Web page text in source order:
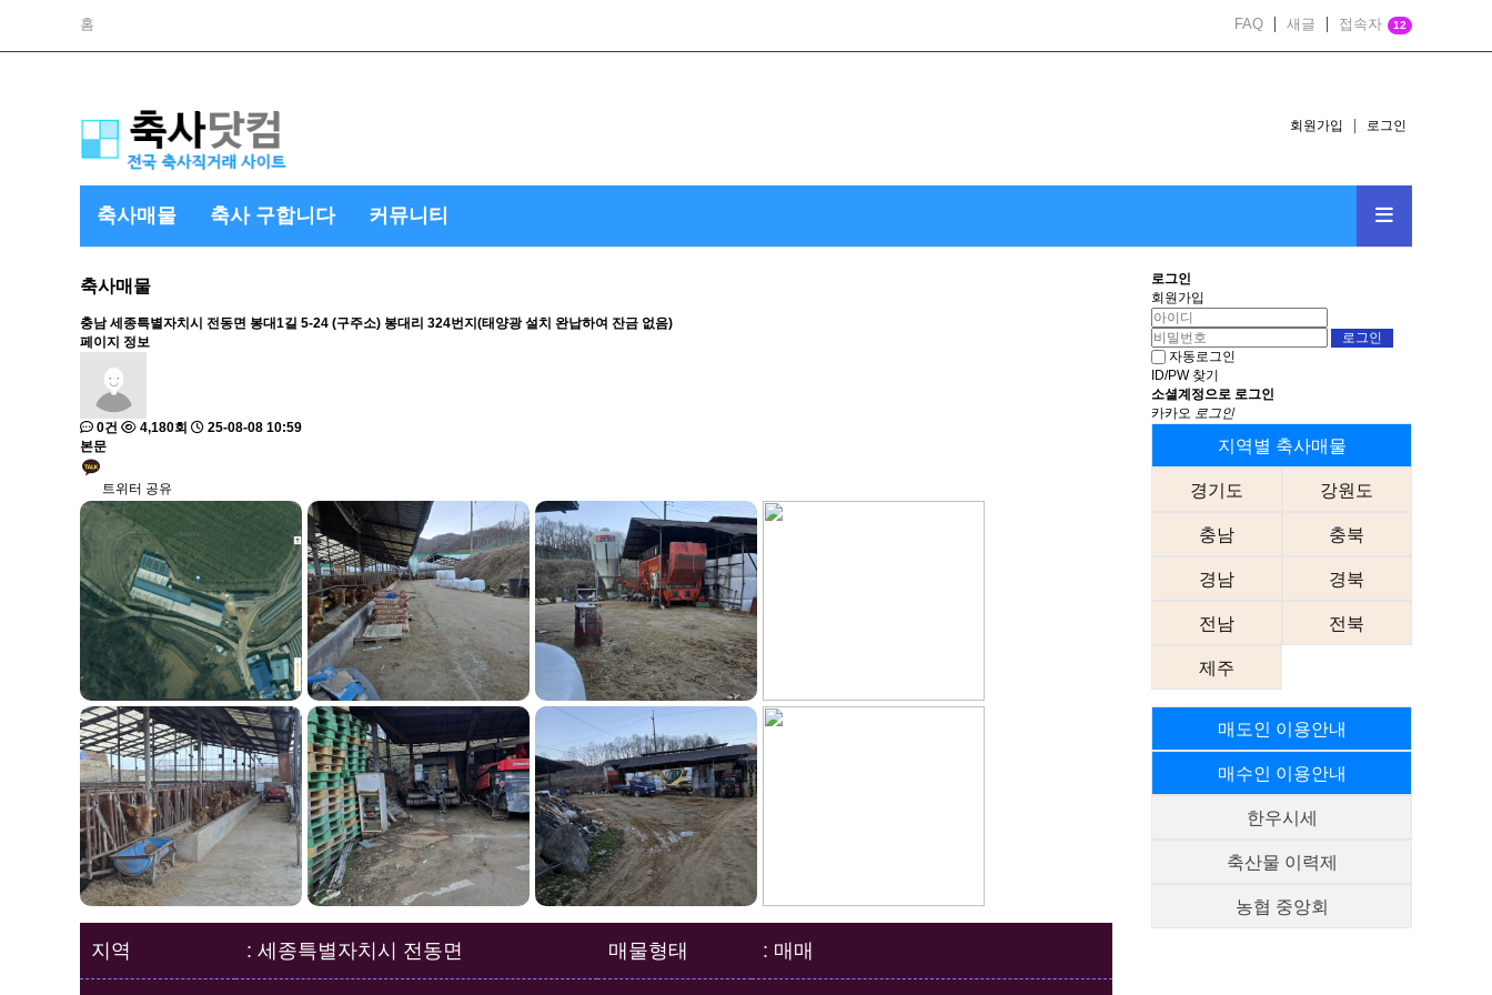
홈 FAQ 새글 접속자 12
회원가입 로그인
축사매물 축사 구합니다 커뮤니티
축사매물
충남 세종특별자치시 전동면 봉대1길 5-24 (구주소) 봉대리 324번지(태양광 설치 완납하여 잔금 없음)
페이지 정보
0건 4,180회
25-08-08 10:59
본문
트위터 공유
지역 : 세종특별자치시 전동면 매물형태 : 매매
로그인
회원가입
자동로그인
ID/PW 찾기
소셜계정으로 로그인
카카오 로그인
지역별 축사매물
경기도 강원도
충남 충북
경남 경북
전남 전북
제주
매도인 이용안내
매수인 이용안내
한우시세
축산물 이력제
농협 중앙회